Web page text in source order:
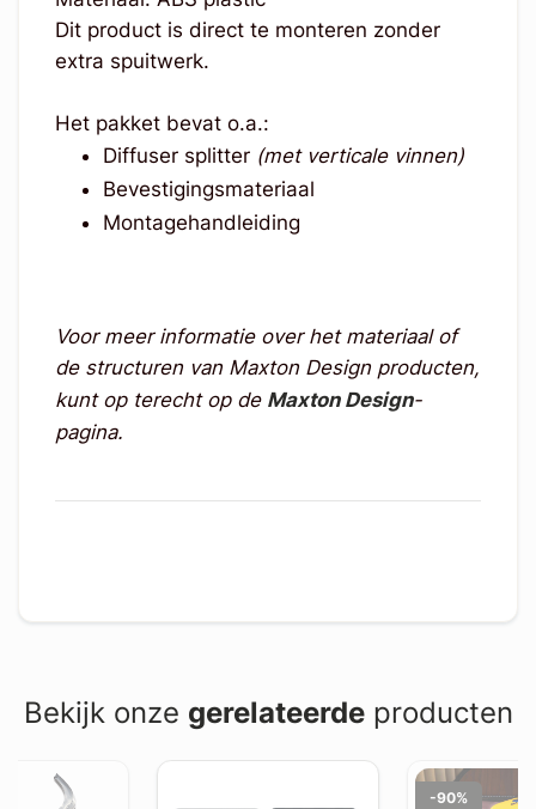
Dit product is direct te monteren zonder
extra spuitwerk.
Het pakket bevat o.a.:
Diffuser splitter (met verticale vinnen)
Bevestigingsmateriaal
Montagehandleiding
Voor meer informatie over het materiaal of
de structuren van Maxton Design producten,
kunt op terecht op de Maxton Design-
pagina.
Bekijk onze gerelateerdeproducten
-90%